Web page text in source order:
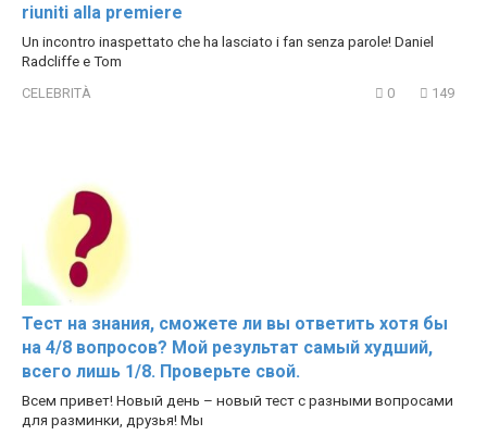
riuniti alla premiere
Un incontro inaspettato che ha lasciato i fan senza parole! Daniel
Radcliffe e Tom
CELEBRITÀ 0 149
Тест на знания, сможете ли вы ответить хотя бы
на 4/8 вопросов? Мой результат самый худший,
всего лишь 1/8. Проверьте свой.
Всем привет! Новый день – новый тест с разными вопросами
для разминки, друзья! Мы